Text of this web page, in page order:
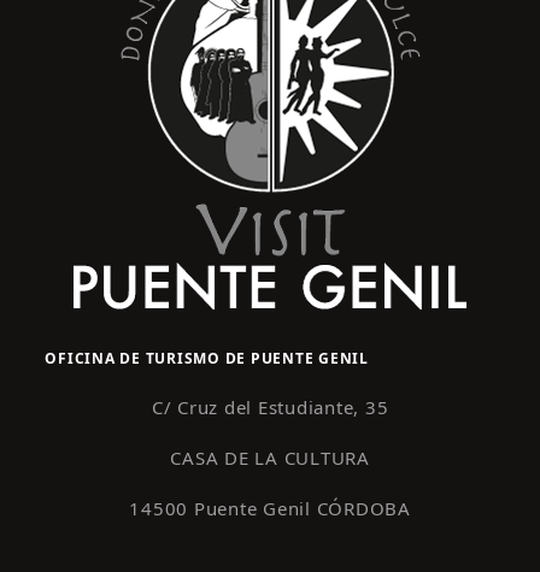
OFICINA DE TURISMO DE PUENTE GENIL
C/ Cruz del Estudiante, 35
CASA DE LA CULTURA
14500 Puente Genil CÓRDOBA